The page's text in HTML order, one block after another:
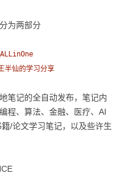
为两部分
半仙的学习分享
笔记的全自动发布，笔记内
程、算法、金融、医疗、AI
/论文学习笔记，以及些许生